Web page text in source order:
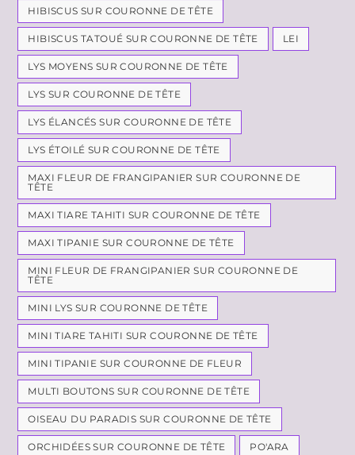
HIBISCUS SUR COURONNE DE TÊTE
HIBISCUS TATOUÉ SUR COURONNE DE TÊTE LEI
LYS MOYENS SUR COURONNE DE TÊTE
LYS SUR COURONNE DE TÊTE
LYS ÉLANCÉS SUR COURONNE DE TÊTE
LYS ÉTOILÉ SUR COURONNE DE TÊTE
MAXI FLEUR DE FRANGIPANIER SUR COURONNE DE
TÊTE
MAXI TIARE TAHITI SUR COURONNE DE TÊTE
MAXI TIPANIE SUR COURONNE DE TÊTE
MINI FLEUR DE FRANGIPANIER SUR COURONNE DE
TÊTE
MINI LYS SUR COURONNE DE TÊTE
MINI TIARE TAHITI SUR COURONNE DE TÊTE
MINI TIPANIE SUR COURONNE DE FLEUR
MULTI BOUTONS SUR COURONNE DE TÊTE
OISEAU DU PARADIS SUR COURONNE DE TÊTE
ORCHIDÉES SUR COURONNE DE TÊTE PO'ARA